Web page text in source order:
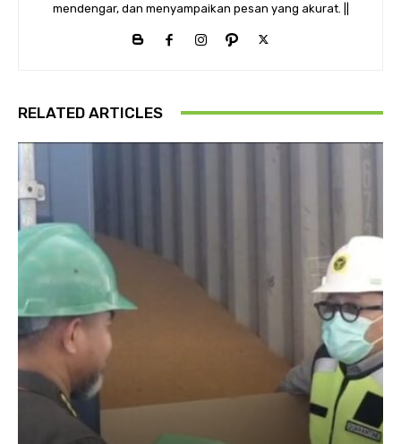
mendengar, dan menyampaikan pesan yang akurat. ||
RELATED ARTICLES